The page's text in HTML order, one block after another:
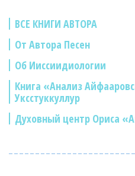
ВСЕ КНИГИ АВТОРА
От Автора Песен
Об Ииссиидиологии
Книга «Анализ
Уксстуккуллур
Духовный центр Ориса